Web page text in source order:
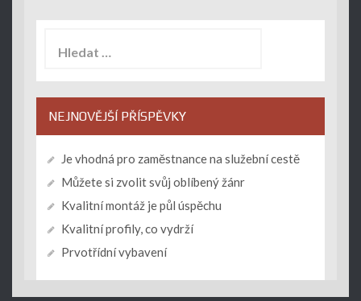
NEJNOVĚJŠÍ PŘÍSPĚVKY
Je vhodná pro zaměstnance na služební cestě
Můžete si zvolit svůj oblíbený žánr
Kvalitní montáž je půl úspěchu
Kvalitní profily, co vydrží
Prvotřídní vybavení